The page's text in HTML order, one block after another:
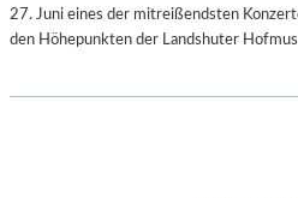
27. Juni eines der mitreißendsten
den Höhepunkten der Landshuter